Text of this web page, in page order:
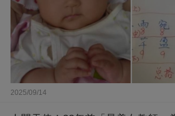
2025/09/14